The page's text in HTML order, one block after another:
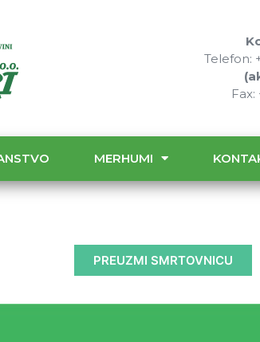
Telefon:
Fax:
MERHUMI
PREUZMI SMRTOVNICU